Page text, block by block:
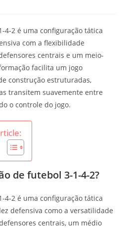
4-2 é uma configuração tática
com a flexibilidade
centrais e um meio-
facilita um jogo
construção estruturadas,
transitem suavemente entre
o controle do jogo.
de futebol 3-1-4-2?
4-2 é uma configuração tática
defensiva como a versatilidade
centrais, um médio